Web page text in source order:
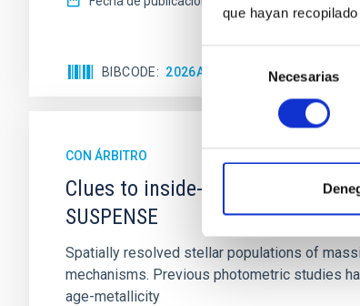
que hayan
de
consentimiento
Necesarias
BIBCODE 2026APJ..1003...83Y
CON ÁRBITRO
Clues to inside-out quenching
SUSPENSE
Spatially resolved stellar populations of
mechanisms. Previous photometric studies
age-metallicity